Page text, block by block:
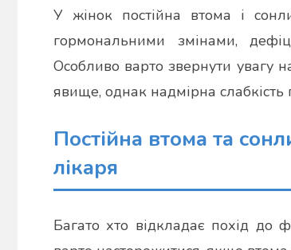
У жінок постійна втома і
гормональними змінами,
Особливо варто звернути увагу
явище, однак надмірна слабкість
Постійна втома та
лікаря
Багато хто відкладає похід до